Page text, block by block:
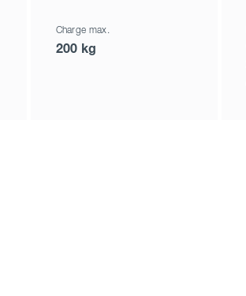
Charge max.
200 kg